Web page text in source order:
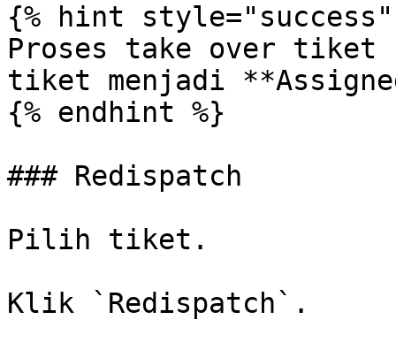
{% hint style="success"
Proses take over tiket
tiket menjadi
{% endhint %}
### Redispatch
Pilih tiket.
Klik `Redispatch`.